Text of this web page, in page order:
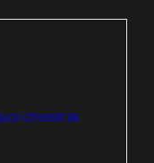
choisir la